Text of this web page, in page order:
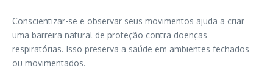
Conscientizar-se e observar seus movimentos ajuda a criar
uma barreira natural de proteção contra doenças
respiratórias. Isso preserva a saúde em ambientes fechados
ou movimentados.